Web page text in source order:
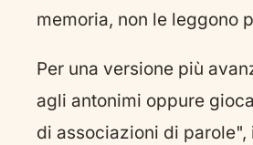
memoria, non le leggono
Per una versione più
agli antonimi oppure
di associazioni di parole",